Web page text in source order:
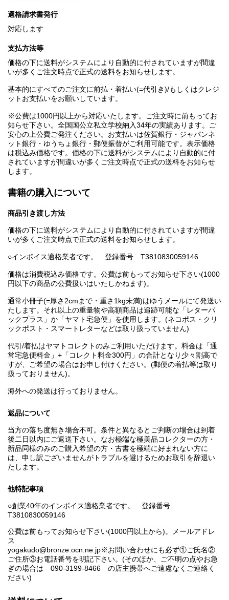
適格請求書発行
対応します
支払方法等
価格の下に送料がシステムにより自動的に付されていますが間違
いが多くご注文時点で正式の送料をお知らせします。
基本的にすべてのご注文に前払・着払い(=代引き)/もしくはクレジ
ットお支払いをお願いしています。
※公費は1000円以上から対応いたします。ご注文時に前もってお
知らせ下さい。全国国公立私立学校納入34年の実績あります。ご
安心の上公費ご発注ください。お支払いは佐賀銀行・ジャパンネ
ット銀行・ゆうちょ銀行・郵便振替がご利用可能です。表示価格
は税込み価格です。価格の下に送料がシステムにより自動的に付
されていますが間違いが多くご注文時点で正式の送料をお知らせ
します。
書籍の購入について
商品引き渡し方法
価格の下に送料がシステムにより自動的に付されていますが間違
いが多くご注文時点で正式の送料をお知らせします。
○インボイス適格業者です。 登録番号 T3810830059146
価格は消費税込み価格です。公費は前もってお知らせ下さい(1000
円以下の商品の公費扱いはいたしかねます)。
通常小冊子(=厚さ2cmまで・重さ1kg未満)はゆうメールにて発送い
たします。それ以上の重量物や高額商品は追跡可能な「レターパ
ックプラス」か「ヤマト宅急便」を使用します。(ネコポス・クリ
ックポスト・スマートレターなどは取り扱っていません)
代引/着払はヤマトコレクトのみご利用いただけます。料金は「通
常宅急便料金」+「コレクト料金300円」の合計となり少々割高で
すが、ご希望の場合はお申し付けください。(郵便の着払等は取り
扱っておりません)。
海外への発送は行っておりません。
返品について
当方の落ち度無き場合不可。条件と異なるとご判断の場合は到着
後二日以内にご返送下さい。なお極端な極美品コレクターの方・
新品同様のみのご購入希望の方・古書を極端に好まれない方に
は、申し訳ございませんがトラブルを避けるためお取引を辞退い
たします。
他特記事項
○創業40年のインボイス適格業者です。 登録番号
T3810830059146
公費は前もってお知らせ下さい(1000円以上から)。メールアドレ
ス
yogakudo@bronze.ocn.ne.jp※お問い合わせにも必ず①ご氏名②
ご住所③お電話番号を明記下さい。(そのほか、ご不明の点やお急
ぎの場合は 090-3199-8466 の店主携帯へご遠慮なくご連絡く
ださい)